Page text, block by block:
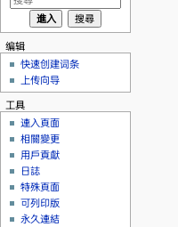
编辑
快速创建词条
上传向导
工具
連入頁面
相關變更
用戶貢獻
日誌
特殊頁面
可列印版
永久連結